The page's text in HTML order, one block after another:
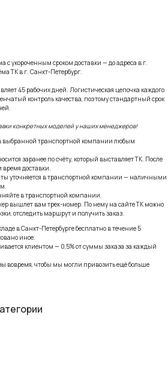
с укороченным сроком доставки — до адреса в г.
ТК в г. Санкт-Петербург.
45 рабочих дней. Логистическая цепочка каждого
контроль качества, поэтому стандартный срок
конкретных моделей у наших менеджеров!
выбранной транспортной компании любым
заранее по счёту, который выставляет ТК. После
время доставки.
уточняется в транспортной компании — наличными
в транспортной компании.
вышлет вам трек-номер. По нему на сайте ТК можно
отследить маршрут и получить заказ.
в Санкт-Петербурге бесплатно в течение 5
иное.
клиентом — 0,5% от суммы заказа за каждый
вовремя, чтобы мы могли привозить ещё больше